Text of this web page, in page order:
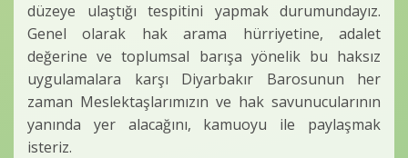
düzeye ulaştığı tespitini yapmak durumundayız.
Genel olarak hak arama hürriyetine, adalet
değerine ve toplumsal barışa yönelik bu haksız
uygulamalara karşı Diyarbakır Barosunun her
zaman Meslektaşlarımızın ve hak savunucularının
yanında yer alacağını, kamuoyu ile paylaşmak
isteriz.